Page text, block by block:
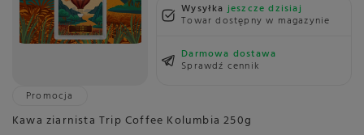
Wysyłkajeszcze dzisiaj
Towar dostępny w magazynie
Darmowa dostawa
Sprawdź cennik
Promocja
Kawa ziarnista Trip Coffee Kolumbia 250g